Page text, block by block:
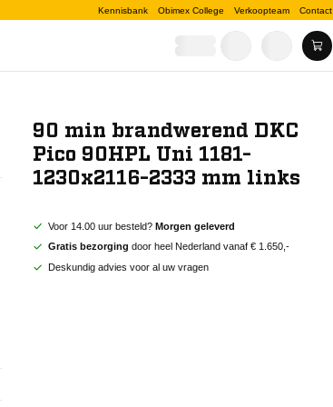
Kennisbank Obimex College Verkoopteam Contact
90 min brandwerend DKC
Pico 90HPL Uni 1181-
1230x2116-2333 mm links
Voor 14.00 uur besteld? Morgen geleverd
Gratis bezorging door heel Nederland vanaf € 1.650,-
Deskundig advies voor al uw vragen